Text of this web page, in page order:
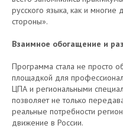
русского языка, как и многие
стороны».
Взаимное обогащение и
Программа стала не просто
площадкой для
ЦПА и региональными
позволяет не только
реальные потребности
движение в России.